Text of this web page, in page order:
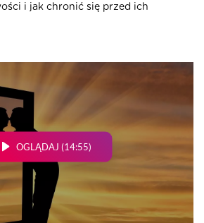
i jak chronić się przed ich
OGLĄDAJ (14:55)